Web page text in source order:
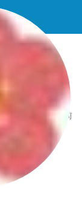
で、パ
れます
5年前